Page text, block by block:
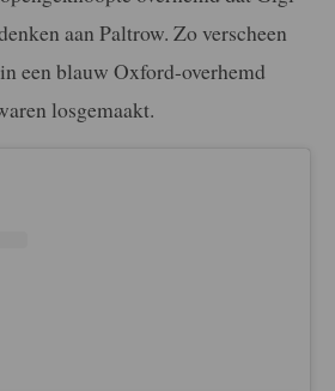
aan Paltrow. Zo verscheen
een blauw Oxford-overhemd
losgemaakt.